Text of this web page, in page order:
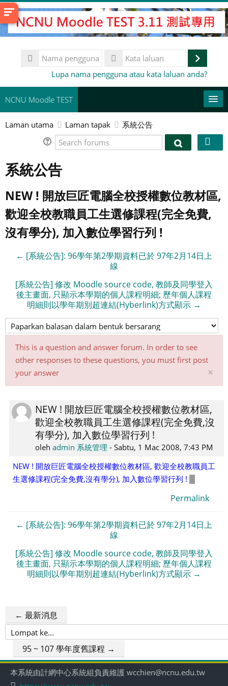
Langkau
ke
kandungan
Nama
pengguna
Log
Lupa nama pengguna atau kata laluan anda?
NCNU Moodle TEST
常用連結
Bahasa Melayu ‎(ms)‎
Laman utama Laman tapak 系統公告
Search
Search
系統公告
NEW ! 開放巨匠電腦全校授權數位教材區,
歡迎全校教職員工生選修課程(完全免費,
沒有學分), 加入數位學習行列 !
← [系統公告]: 96學年第2學期資料已於 97年2月14日上
線
[系統公告] 修改 Moodle source code, 教師及同學登入
後主畫面, 只顯示本學期的個人課程明細; 歷年個人課程
明細則以學年期別超連結(Hyberlink)方式顯示 →
This is a question and answer forum. In order to see
other responses to these questions, you must first post
your answer
×
NEW ! 開放巨匠電腦全校授權數位教材區,
歡迎全校教職員工生選修課程(完全免費,沒
有學分), 加入數位學習行列 !
oleh admin 系統管理 - Sabtu, 1 Mac 2008, 7:43 PM
Number
of
replies:
0
NEW ! 開放巨匠電腦全校授權數位教材區, 歡迎全校教職員工
生選修課程(完全免費,沒有學分), 加入數位學習行列 !
Permalink
← [系統公告]: 96學年第2學期資料已於 97年2月14日上
線
[系統公告] 修改 Moodle source code, 教師及同學登入
後主畫面, 只顯示本學期的個人課程明細; 歷年個人課程
明細則以學年期別超連結(Hyberlink)方式顯示 →
← 最新消息
Lompat
95 ~ 107 學年度舊課程 →
本系統由計網中心系統組負責維護 wcchien@ncnu.edu.tw